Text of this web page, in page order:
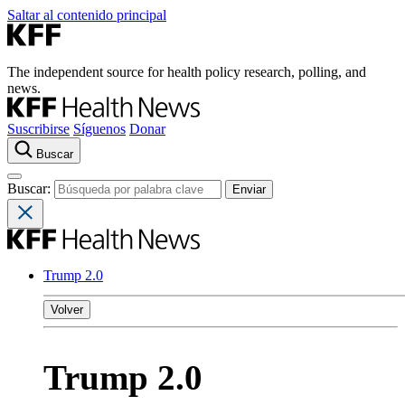
Saltar al contenido principal
The independent source for health policy research, polling, and
news.
Suscribirse Síguenos Donar
Buscar
Buscar:
Trump 2.0
Volver
Trump 2.0